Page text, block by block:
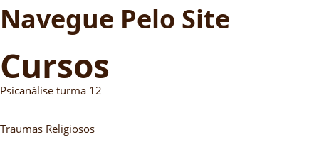
Navegue Pelo Site
Cursos
Psicanálise turma 12
Traumas Religiosos